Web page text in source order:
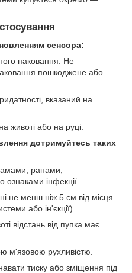
сенсора:
паковання. Не
пошкоджене або
вказаний на
животі або на руці.
дотримуйтесь таких
ранами,
інфекції.
не менш ніж 5 см від місця
або ін'єкції).
відстань від пупка має
м'язовою рухливістю.
тиску або зміщення під